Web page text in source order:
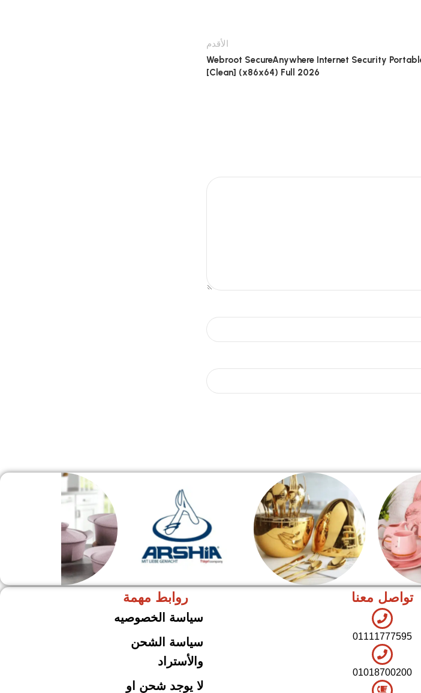
الأقدم
Webroot SecureAnywhere Internet Security
[Clean] (x86x64) Full 2026
روابط مهمة
سياسة الخصوصيه
سياسة الشحن
والأستراد
لا يوجد شحن او
01111777595
01018700200
تواصل معنا